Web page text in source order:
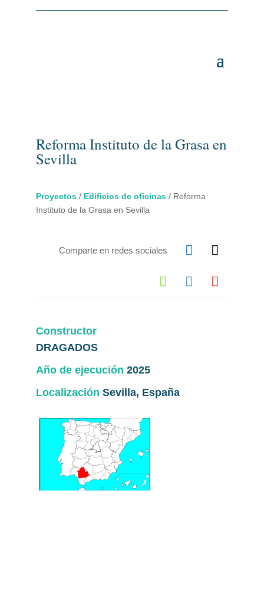
Reforma Instituto de la Grasa en
Sevilla
Proyectos/ Edificios de oficinas/ Reforma
Instituto de la Grasa en Sevilla
Comparte en redes sociales  
  
Constructor
DRAGADOS
Año de ejecución 2025
Localización Sevilla, España